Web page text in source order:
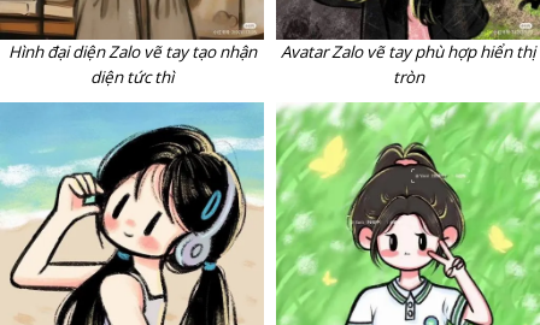
Hình đại diện Zalo vẽ tay tạo nhận
diện tức thì
Avatar Zalo vẽ tay phù hợp hiển thị
tròn